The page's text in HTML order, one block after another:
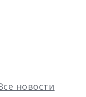
новости